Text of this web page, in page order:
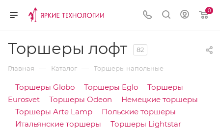
0
Торшеры лофт 82
Главная — Каталог — Торшеры напольные
Торшеры Globo Торшеры Eglo
Торшеры
Eurosvet
Торшеры Odeon
Немецкие торшеры
Торшеры Arte Lamp
Польские торшеры
Итальянские торшеры
Торшеры Lightstar